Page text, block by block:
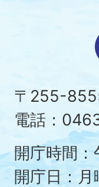
〒255-
電話：
開庁時間
開庁日：